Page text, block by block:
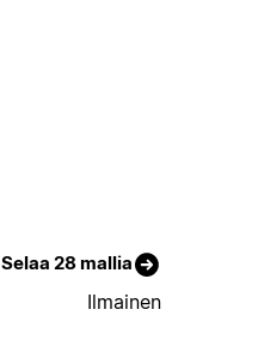
Selaa 28 mallia
Ilmainen